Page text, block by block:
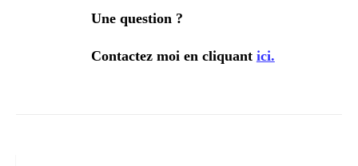
Une question ?
Contactez moi en cliquant ici.